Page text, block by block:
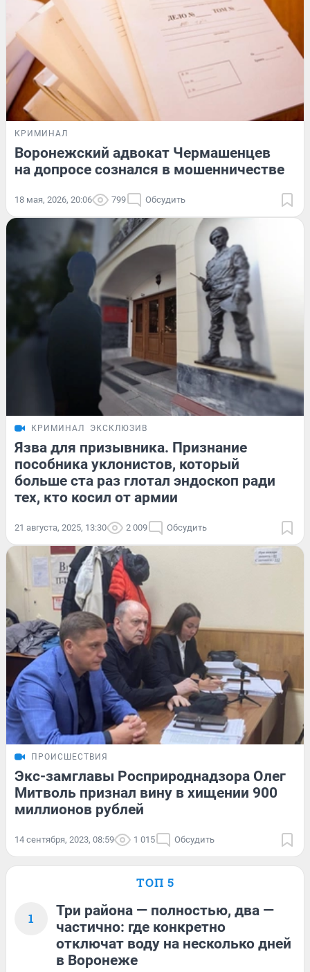
КРИМИНАЛ
Воронежский адвокат Чермашенцев
на допросе сознался в мошенничестве
18 мая, 2026, 20:06 799 Обсудить
КРИМИНАЛ ЭКСКЛЮЗИВ
Язва для призывника. Признание
пособника уклонистов, который
больше ста раз глотал эндоскоп ради
тех, кто косил от армии
21 августа, 2025, 13:30 2 009 Обсудить
ПРОИСШЕСТВИЯ
Экс-замглавы Росприроднадзора Олег
Митволь признал вину в хищении 900
миллионов рублей
14 сентября, 2023, 08:59 1 015 Обсудить
ТОП 5
1
Три района — полностью, два —
частично: где конкретно
отключат воду на несколько дней
в Воронеже